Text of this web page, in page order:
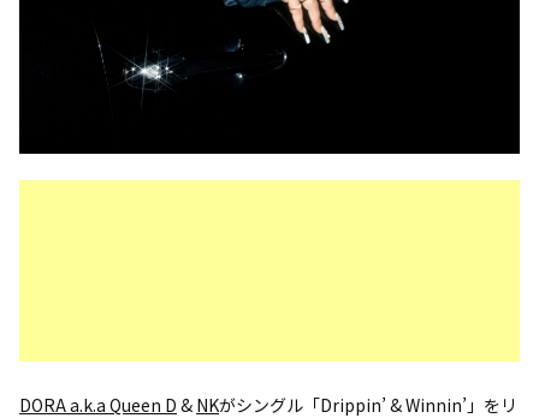
DORA a.k.a Queen D & NKがシングル「Drippin’ & Winnin’」をリ